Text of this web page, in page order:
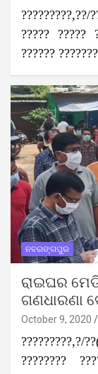
????? ?????
??????
ନବରଙ୍ଗପୁର
ରାଇଘର
ଗଣଧାରଣା
October 9, 2020
?????????,?/
????????